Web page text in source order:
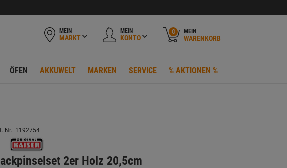
MEIN
MARKT
MEIN
KONTO
0 MEIN
WARENKORB
ÖFEN AKKUWELT MARKEN SERVICE % AKTIONEN %
Nr.: 1192754
2er Holz 20,5cm